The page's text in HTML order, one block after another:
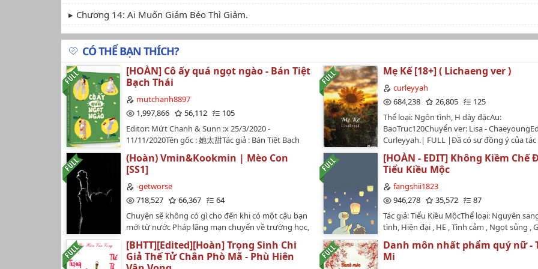
Chương 14: Ai Muốn Giảm Béo Thì Giảm.
Chương 15: Anh Coi Thường Công Sức Của Cô.
Chương 16: Hành Động Điên Rồ.
Chương 17: Thay Cô Bồi Thường
Chương 18: Chủ Động Xuất Chiêu
Chương 19: Đạt Được Thỏa Thuận
Chương 20: Bị Cô Phớt Lờ.
Chương 21: Gói Tất Cả Lại
Chương 22: Một Người Đàn Ông Tốt Bụng.
Chương 23: Sắc Đẹp Hỏng Việc.
Chương 24: Khó Kiểm Soát.
Chương 25: Sẽ Không Nghe Theo Anh Nữa.
Chương 26. Ba Bữa Và Bốn Mùa.
CÓ THỂ BẠN THÍCH?
[HOÀN] Cô ấy quá ngọt ngào - Bán Tiệt
Bạch Thái
mutchanh8897
1,997,866
56,112
105
Editor: Mứt Chanh & Sunn :x 25/3/2020 -
11/11/2020Tên gốc : 她太甜Tác giả : Bán Tiệt Bạch
Ngọt sủng, HELịch đăng : 2-3 chương mỗi tuầnVăn
ÁnKhông ai có thể nghĩ đến rằng Tạ Lâu sẽ yêu Tô
Hà, yêu đến chết đi sống lại, yêu đến đứt từng
đoạn ruột. Yêu đến cực đoan, cố chấp, chỉ cần ai liếc
người đó chết......Ngoại trừ anh, ai cũng không
xứng với em.-- Tạ Lâu🍒 TRUYỆN ĐƯỢC EDIT VÀ
ĐĂNG TẠI
https://www.wattpad.com/mutchanh8897 và
https://mutchanh8897.wordpress.com/ 🍒TRUYỆN
Mẹ Kế [18+] ( Lichaeng ver )
curleyyah
684,238
26,805
125
Thể loại: Ngôn tình, H dày đặcAu:
BaoTruc120Chuyển ver: Lisa -
Curleyyah.| FULL |Đã có sự đồng ý của tác
giả!!!nam hóa…
(Hoàn) Vmin&Kookmin | Mèo Con
[SS1]
-getworse
718,527
66,367
64
Chuyện sẽ không có gì cho đến khi có một cậu bạn
mới từ nước Pháp lãng mạn chuyển về trường học,
ngờ hơn, họ làm con trai nhà người ta mang thai.-
au : bánh tét ngào đường.warning : h, sinh tử văn,
[HOÀN - EDIT] Không Kiềm Chế
Tiểu Kiều Mộc
fangshii1823
946,278
35,572
87
Tác giả: Tiểu Kiều MộcThể loại: Nguyên
tình, Hiện đại , HE , Tình cảm , Ngọt sủng ,
vỡ lại lành , Nhẹ nhàng , Thị giác nữ chủSố
57Nguồn: www.xxqishu.comRaw: Hoàn
Hoàn thànhNgày đào hố: 10/08/2021Ngày
[BHTT][Edited][Hoàn] Trọng Sinh Chi
Giả Thế Tử Chân Phò Mã - Phù Hiên
Danh môn nhất phẩm quý nữ -
Mi